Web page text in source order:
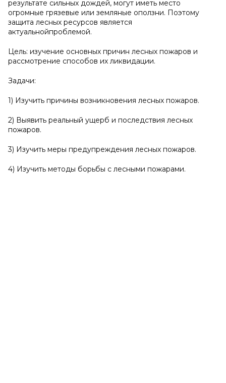
результате сильных дождей, могут иметь место
огромные грязевые или земляные оползни. Поэтому
защита лесных ресурсов является
актуальнойпроблемой.
Цель: изучение основных причин лесных пожаров и
рассмотрение способов их ликвидации.
Задачи:
1) Изучить причины возникновения лесных пожаров.
2) Выявить реальный ущерб и последствия лесных
пожаров.
3) Изучить меры предупреждения лесных пожаров.
4) Изучить методы борьбы с лесными пожарами.